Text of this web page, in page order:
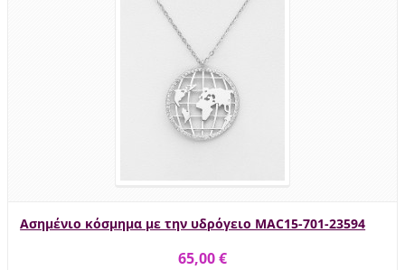
Ασημένιο κόσμημα με την υδρόγειο MAC15-701-23594
65,00 €